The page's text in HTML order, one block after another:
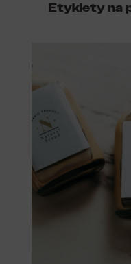
Etykiety na